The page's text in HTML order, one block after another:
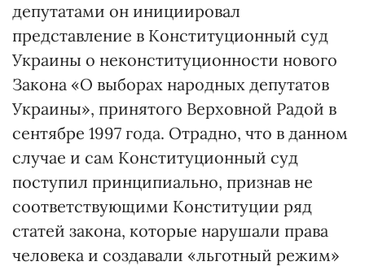
депутатами он инициировал
представление в Конституционный суд
Украины о неконституционности нового
Закона «О выборах народных депутатов
Украины», принятого Верховной Радой в
сентябре 1997 года. Отрадно, что в данном
случае и сам Конституционный суд
поступил принципиально, признав не
соответствующими Конституции ряд
статей закона, которые нарушали права
человека и создавали «льготный режим»